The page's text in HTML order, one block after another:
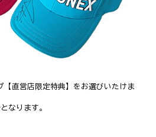
直営店限定特典】をお選びいたけま
なります。